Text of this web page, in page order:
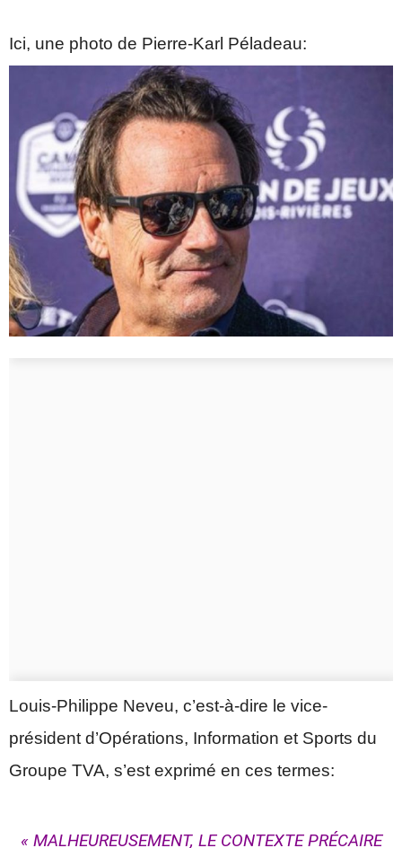
Ici, une photo de Pierre-Karl Péladeau:
Louis-Philippe Neveu, c’est-à-dire le vice-
président d’Opérations, Information et Sports du
Groupe TVA, s’est exprimé en ces termes:
« MALHEUREUSEMENT, LE CONTEXTE PRÉCAIRE